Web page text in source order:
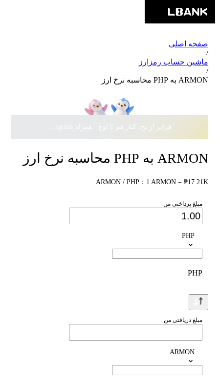
صفحه اصلی
/
ماشین حساب رمزارز
/
ARMON به PHP محاسبه نرخ ارز
ARMON به PHP محاسبه نرخ ارز
ARMON / PHP：1 ARMON = ₱17.21K
مبلغ پرداختی من
PHP
PHP
مبلغ دریافتی من
ARMON